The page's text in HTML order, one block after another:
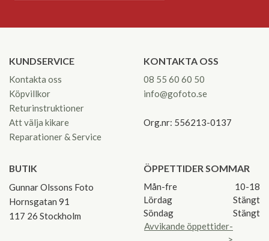
KUNDSERVICE
Kontakta oss
Köpvillkor
Returinstruktioner
Att välja kikare
Reparationer & Service
KONTAKTA OSS
08 55 60 60 50
info@gofoto.se
Org.nr: 556213-0137
BUTIK
Gunnar Olssons Foto
Hornsgatan 91
117 26 Stockholm
ÖPPETTIDER SOMMAR
Mån-fre
10-18
Lördag
Stängt
Söndag
Stängt
Avvikande öppettider-